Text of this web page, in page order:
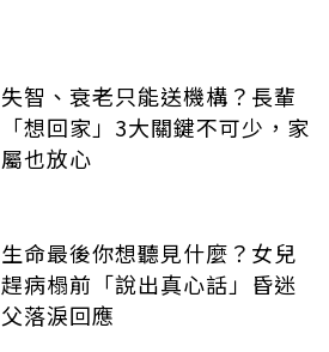
失智、衰老只能送機構？長輩
「想回家」3大關鍵不可少，家
屬也放心
生命最後你想聽見什麼？女兒
趕病榻前「說出真心話」昏迷
父落淚回應